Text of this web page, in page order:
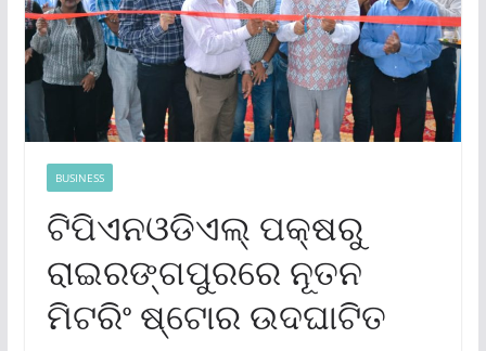
BUSINESS
ଟିପିଏନଓଡିଏଲ୍ ପକ୍ଷରୁ
ରାଇରଙ୍ଗପୁରରେ ନୂତନ
ମିଟରିଂ ଷ୍ଟୋର ଉଦଘାଟିତ